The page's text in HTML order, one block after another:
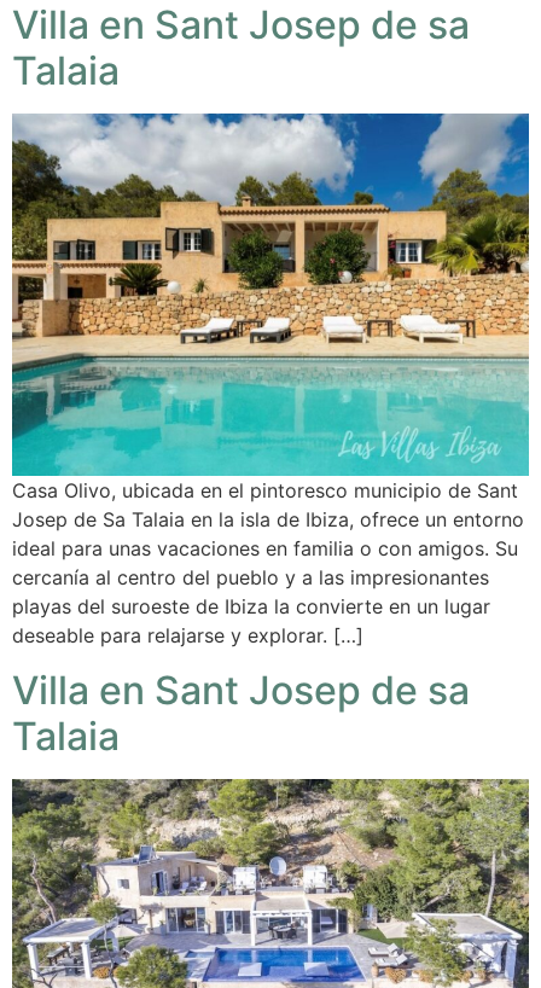
Villa en Sant Josep de sa
Talaia
Casa Olivo, ubicada en el pintoresco municipio de Sant
Josep de Sa Talaia en la isla de Ibiza, ofrece un entorno
ideal para unas vacaciones en familia o con amigos. Su
cercanía al centro del pueblo y a las impresionantes
playas del suroeste de Ibiza la convierte en un lugar
deseable para relajarse y explorar. […]
Villa en Sant Josep de sa
Talaia